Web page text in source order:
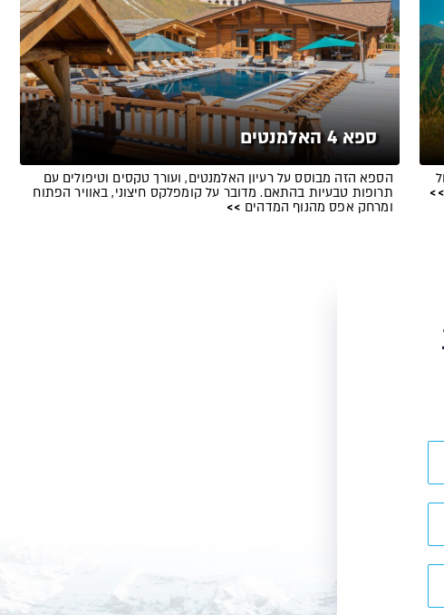
>>
ספא 4 האלמנטים
הספא הזה מבוסס על רעיון האלמנטים, ועורך טקסים וטיפולים עם
תרופות טבעיות בהתאם. מדובר על קומפלקס חיצוני, באוויר הפתוח
ומרחק אפס מהנוף המדהים >>